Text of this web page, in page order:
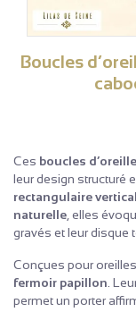
Boucles
Ces boucles
leur design structuré
rectangulaire vertical
naturelle , elles
gravés et leur disque
Conçues pour
fermoir papillon .
permet un porter